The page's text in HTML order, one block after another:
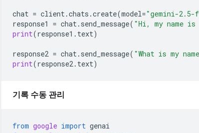
chat = client.chats .create(model="gemini-
response1
= chat. send_message( "Hi, my name
print(response1 . text)
response2 = chat. send_message( "What is my
print(response2. text)
기록 수동 관리
from google import genai